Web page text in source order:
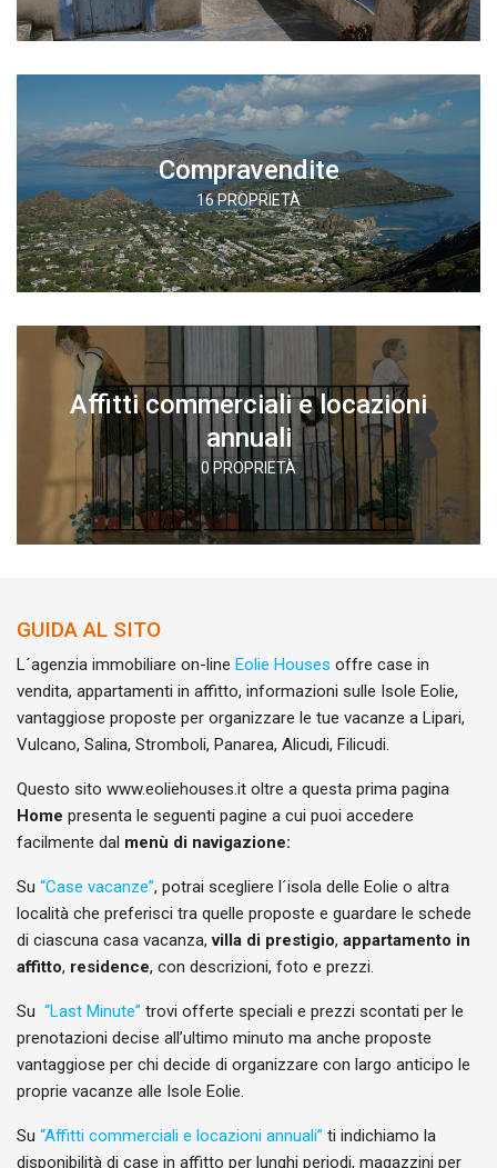
Compravendite
16 PROPRIETÀ
Affitti commerciali e locazioni
annuali
0 PROPRIETÀ
GUIDA AL SITO
L´agenzia immobiliare on-line Eolie Houses offre case in
vendita, appartamenti in affitto, informazioni sulle Isole Eolie,
vantaggiose proposte per organizzare le tue vacanze a Lipari,
Vulcano, Salina, Stromboli, Panarea, Alicudi, Filicudi.
Questo sito www.eoliehouses.it oltre a questa prima pagina
Home presenta le seguenti pagine a cui puoi accedere
facilmente dal menù di navigazione:
Su “Case vacanze”, potrai scegliere l´isola delle Eolie o altra
località che preferisci tra quelle proposte e guardare le schede
di ciascuna casa vacanza,villa di prestigio, appartamento in
affitto, residence, con descrizioni, foto e prezzi.
Su “Last Minute” trovi offerte speciali e prezzi scontati per le
prenotazioni decise all’ultimo minuto ma anche proposte
vantaggiose per chi decide di organizzare con largo anticipo le
proprie vacanze alle Isole Eolie.
Su “Affitti commerciali e locazioni annuali” ti indichiamo la
disponibilità di case in affitto per lunghi periodi, magazzini per